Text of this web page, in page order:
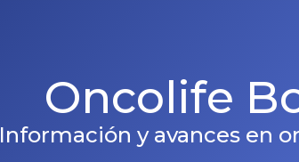
Oncolife
Información y avances en